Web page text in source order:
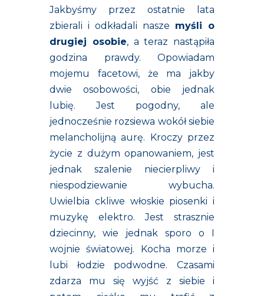
Jakbyśmy przez ostatnie lata
zbierali i odkładali nasze myśli o
drugiej osobie, a teraz nastąpiła
godzina prawdy. Opowiadam
mojemu facetowi, że ma jakby
dwie osobowości, obie jednak
lubię. Jest pogodny, ale
jednocześnie rozsiewa wokół siebie
melancholijną aurę. Kroczy przez
życie z dużym opanowaniem, jest
jednak szalenie niecierpliwy i
niespodziewanie wybucha.
Uwielbia ckliwe włoskie piosenki i
muzykę elektro. Jest strasznie
dziecinny, wie jednak sporo o I
wojnie światowej. Kocha morze i
lubi łodzie podwodne. Czasami
zdarza mu się wyjść z siebie i